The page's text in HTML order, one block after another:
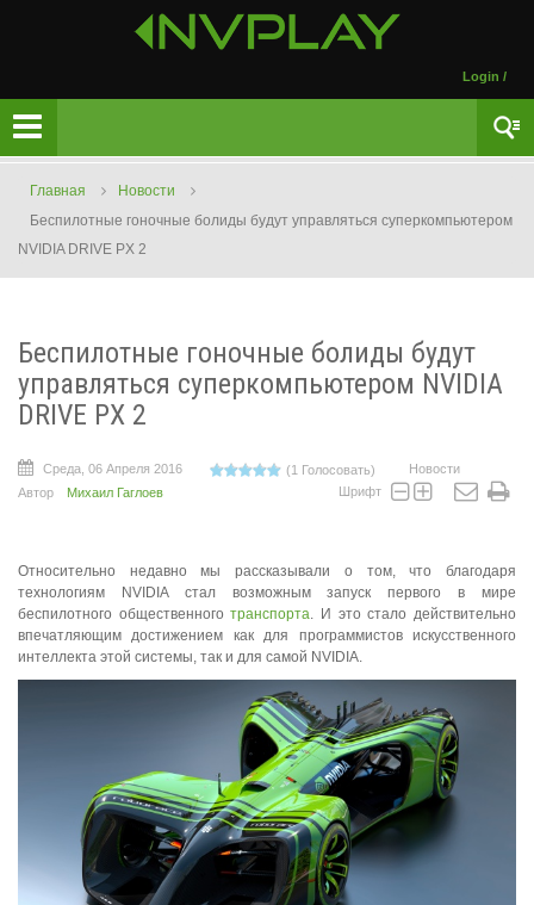
Login /
Главная
Новости
Беспилотные гоночные болиды будут управляться суперкомпьютером
NVIDIA DRIVE PX 2
Беспилотные гоночные болиды будут
управляться суперкомпьютером NVIDIA
DRIVE PX 2
Среда, 06 Апреля 2016 (1 Голосовать)
Новости
Автор
Михаил Гаглоев Шрифт
Относительно недавно мы рассказывали о том, что благодаря
технологиям NVIDIA стал возможным запуск первого в мире
беспилотного общественноготранспорта. И это стало действительно
впечатляющим достижением как для программистов искусственного
интеллекта этой системы, так и для самой NVIDIA.